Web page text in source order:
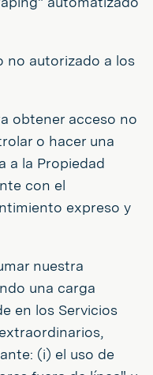
no autorizado a los
obtener acceso no
o hacer una
a la Propiedad
con el
expreso y
nuestra
una carga
en los Servicios
(i) el uso de